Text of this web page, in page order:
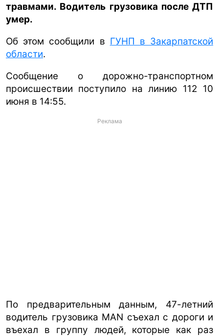
травмами. Водитель грузовика после ДТП
умер.
Об этом сообщили в ГУНП в Закарпатской
области.
Сообщение о дорожно-транспортном
происшествии поступило на линию 112 10
июня в 14:55.
Реклама
По предварительным данным, 47-летний
водитель грузовика MAN съехал с дороги и
въехал в группу людей, которые как раз